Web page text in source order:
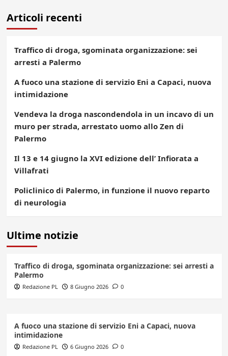
Articoli recenti
Traffico di droga, sgominata organizzazione: sei
arresti a Palermo
A fuoco una stazione di servizio Eni a Capaci, nuova
intimidazione
Vendeva la droga nascondendola in un incavo di un
muro per strada, arrestato uomo allo Zen di
Palermo
Il 13 e 14 giugno la XVI edizione dell’ Infiorata a
Villafrati
Policlinico di Palermo, in funzione il nuovo reparto
di neurologia
Ultime notizie
Traffico di droga, sgominata organizzazione: sei arresti a
Palermo
Redazione PL 8 Giugno 2026 0
A fuoco una stazione di servizio Eni a Capaci, nuova
intimidazione
Redazione PL 6 Giugno 2026 0